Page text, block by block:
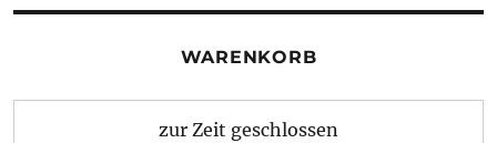
WARENKORB
zur Zeit geschlossen